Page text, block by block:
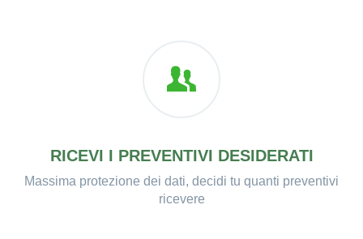
RICEVI I PREVENTIVI DESIDERATI
Massima protezione dei dati, decidi tu quanti preventivi
ricevere